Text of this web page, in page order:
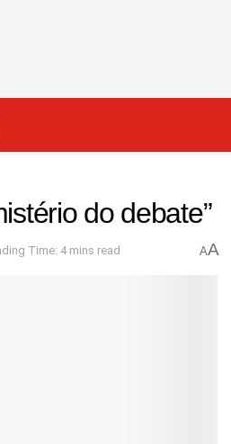
do debate”
Time: 4 mins read AA